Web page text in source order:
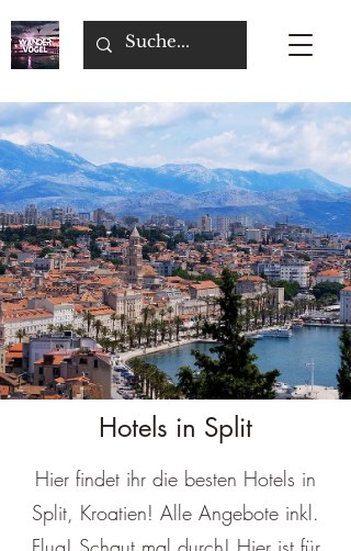
Hotels in Split
Hier findet ihr die besten Hotels in
Split, Kroatien! Alle Angebote inkl.